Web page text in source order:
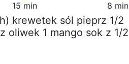
15 min 8 min
krewetek sól pieprz 1/2
oliwek 1 mango sok z 1/2